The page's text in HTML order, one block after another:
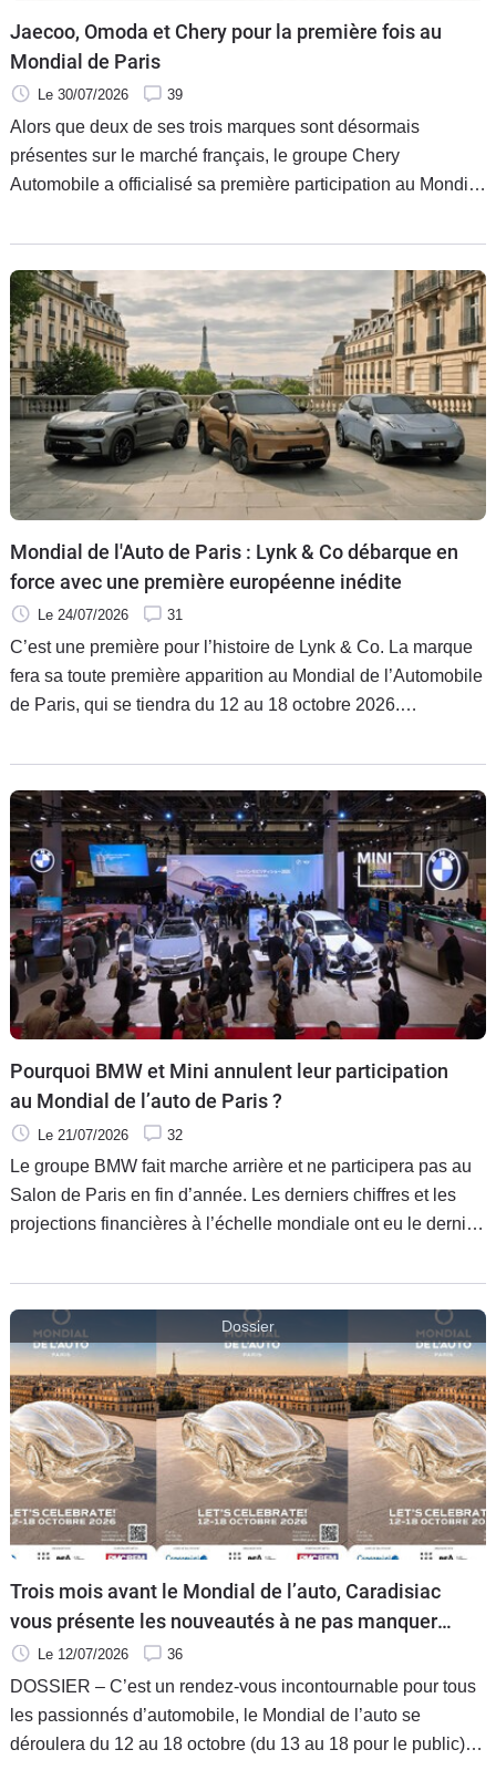
Jaecoo, Omoda et Chery pour la première fois au
Mondial de Paris
Le 30/07/2026 39
Alors que deux de ses trois marques sont désormais
présentes sur le marché français, le groupe Chery
Automobile a officialisé sa première participation au Mondial
Les modèles des marques Omoda, Jaecoo et Chery seront
exposés au Parc des expositions Porte de Versailles.
Mondial de l'Auto de Paris : Lynk & Co débarque en
force avec une première européenne inédite
Le 24/07/2026 31
C’est une première pour l’histoire de Lynk & Co. La marque
fera sa toute première apparition au Mondial de l’Automobile
de Paris, qui se tiendra du 12 au 18 octobre 2026.
modèles électrifiés au grand public, mais aussi de dévoiler
plusieurs nouveautés ! Un évènement d’une importance
stratégique pour accélérer son développement en Europe.
Pourquoi BMW et Mini annulent leur participation
au Mondial de l’auto de Paris ?
Le 21/07/2026 32
Le groupe BMW fait marche arrière et ne participera pas au
Salon de Paris en fin d’année. Les derniers chiffres et les
projections financières à l’échelle mondiale ont eu le dernier
Dossier
Trois mois avant le Mondial de l’auto, Caradisiac
vous présente les nouveautés à ne pas manquer
dans lors de l’ouverture des portes du salon le
12 octobre prochain.
Le 12/07/2026 36
DOSSIER – C’est un rendez-vous incontournable pour tous
les passionnés d’automobile, le Mondial de l’auto se
déroulera du 12 au 18 octobre (du 13 au 18 pour le public). Il